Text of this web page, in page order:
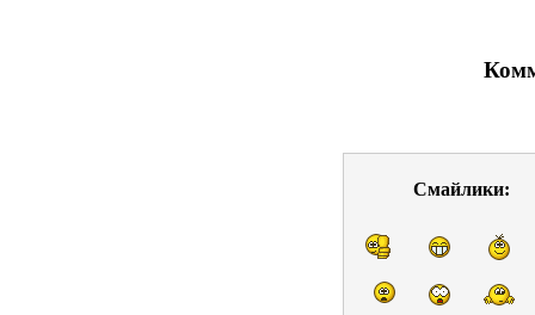
Смайлики: